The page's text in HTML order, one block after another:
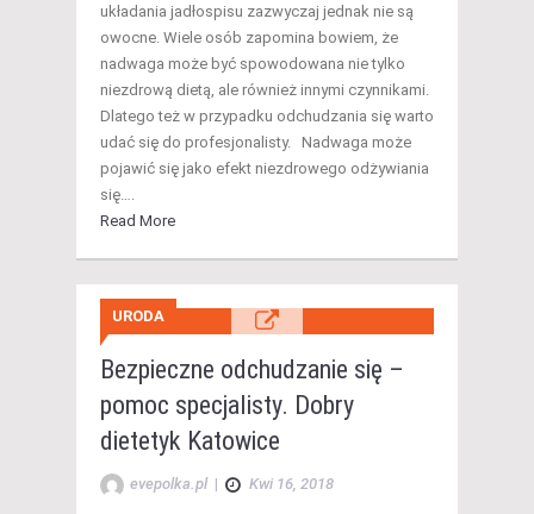
układania jadłospisu zazwyczaj jednak nie są
owocne. Wiele osób zapomina bowiem, że
nadwaga może być spowodowana nie tylko
niezdrową dietą, ale również innymi czynnikami.
Dlatego też w przypadku odchudzania się warto
udać się do profesjonalisty. Nadwaga może
pojawić się jako efekt niezdrowego odżywiania
się….
Read More
URODA
Bezpieczne odchudzanie się –
pomoc specjalisty. Dobry
dietetyk Katowice
evepolka.pl | Kwi 16, 2018